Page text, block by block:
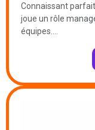
Connaissant
joue un rôle
équipes….